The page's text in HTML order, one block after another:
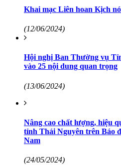
Khai mạc Liên hoan Kịch
(12/06/2024)
Hội nghị Ban Thường vụ
vào 25 nội dung quan trọng
(13/06/2024)
Nâng cao chất lượng, hiệu
tỉnh Thái Nguyên trên Báo
Nam
(24/05/2024)